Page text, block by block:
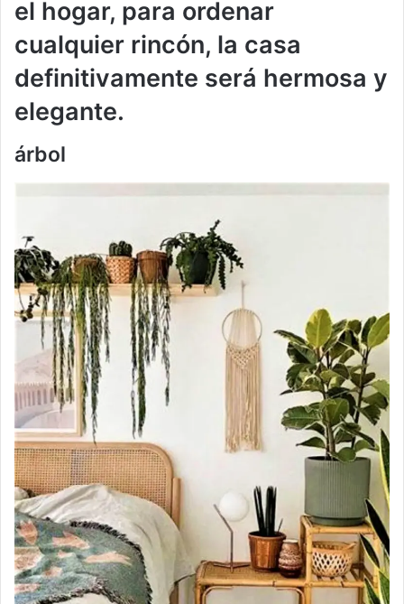
el hogar, para ordenar
cualquier rincón, la casa
definitivamente será hermosa y
elegante.
árbol